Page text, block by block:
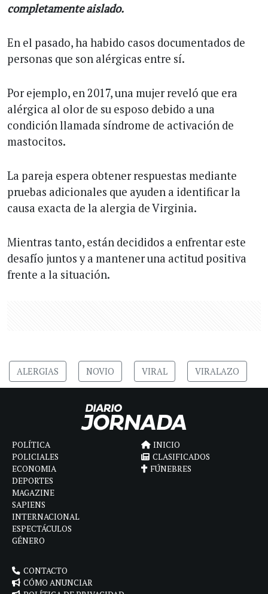
completamente aislado.
En el pasado, ha habido casos documentados de
personas que son alérgicas entre sí.
Por ejemplo, en 2017, una mujer reveló que era
alérgica al olor de su esposo debido a una
condición llamada síndrome de activación de
mastocitos.
La pareja espera obtener respuestas mediante
pruebas adicionales que ayuden a identificar la
causa exacta de la alergia de Virginia.
Mientras tanto, están decididos a enfrentar este
desafío juntos y a mantener una actitud positiva
frente a la situación.
ALERGIAS NOVIO VIRAL VIRALAZO
POLÍTICA
POLICIALES
ECONOMIA
DEPORTES
MAGAZINE
SAPIENS
INTERNACIONAL
ESPECTÁCULOS
GÉNERO
INICIO
CLASIFICADOS
FÚNEBRES
CONTACTO
CÓMO ANUNCIAR